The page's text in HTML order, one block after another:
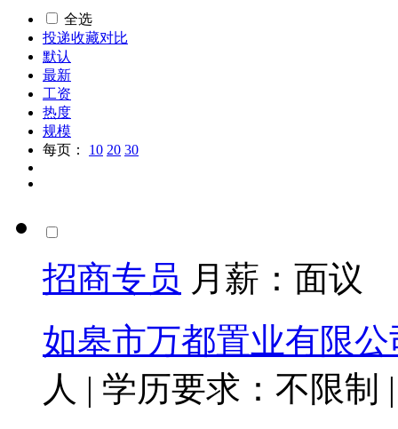
全选
投递收藏对比
默认
最新
工资
热度
规模
每页：
10 20 30
招商专员 月薪： 面议
如皋市万都置业有限公
人 | 学历要求：不限制 |